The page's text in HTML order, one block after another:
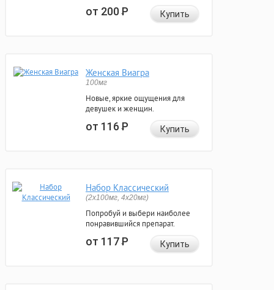
от 200Р Купить
Женская Виагра
100мг
Новые, яркие ощущения для
девушек и женщин.
от 116Р Купить
Набор Классический
(2x100мг, 4x20мг)
Попробуй и выбери наиболее
понравившийся препарат.
от 117Р Купить